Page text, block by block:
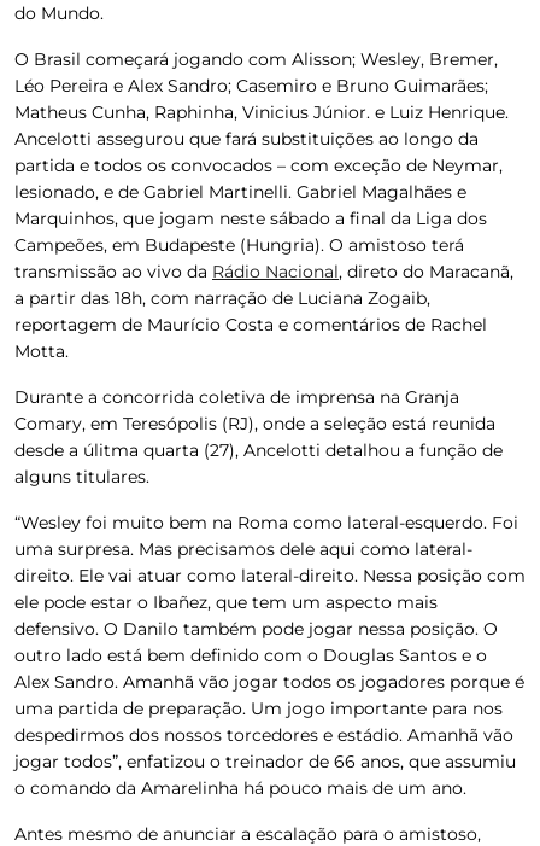
do Mundo.
O Brasil começará jogando com Alisson; Wesley, Bremer,
Léo Pereira e Alex Sandro; Casemiro e Bruno Guimarães;
Matheus Cunha, Raphinha, Vinicius Júnior. e Luiz Henrique.
Ancelotti assegurou que fará substituições ao longo da
partida e todos os convocados – com exceção de Neymar,
lesionado, e de Gabriel Martinelli. Gabriel Magalhães e
Marquinhos, que jogam neste sábado a final da Liga dos
Campeões, em Budapeste (Hungria). O amistoso terá
transmissão ao vivo da Rádio Nacional, direto do Maracanã,
a partir das 18h, com narração de Luciana Zogaib,
reportagem de Maurício Costa e comentários de Rachel
Motta.
Durante a concorrida coletiva de imprensa na Granja
Comary, em Teresópolis (RJ), onde a seleção está reunida
desde a úlitma quarta (27), Ancelotti detalhou a função de
alguns titulares.
“Wesley foi muito bem na Roma como lateral-esquerdo. Foi
uma surpresa. Mas precisamos dele aqui como lateral-
direito. Ele vai atuar como lateral-direito. Nessa posição com
ele pode estar o Ibañez, que tem um aspecto mais
defensivo. O Danilo também pode jogar nessa posição. O
outro lado está bem definido com o Douglas Santos e o
Alex Sandro. Amanhã vão jogar todos os jogadores porque é
uma partida de preparação. Um jogo importante para nos
despedirmos dos nossos torcedores e estádio. Amanhã vão
jogar todos”, enfatizou o treinador de 66 anos, que assumiu
o comando da Amarelinha há pouco mais de um ano.
Antes mesmo de anunciar a escalação para o amistoso,